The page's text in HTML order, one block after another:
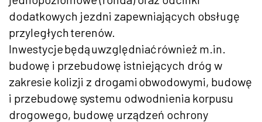
dodatkowych jezdni zapewniających obsługę
przyległych terenów.
Inwestycje będą uwzględniać również m.in.
budowę i przebudowę istniejących dróg w
zakresie kolizji z drogami obwodowymi, budowę
i przebudowę systemu odwodnienia korpusu
drogowego, budowę urządzeń ochrony